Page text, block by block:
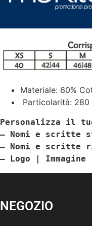
Materiale: 60%
Particolarità: 280
Personalizza il
– Nomi e scritte
– Nomi e scritte
– Logo |
NEGOZIO